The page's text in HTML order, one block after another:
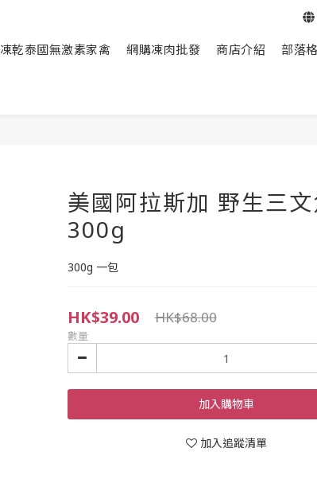
凍乾泰國無激素家禽 網購凍肉批發 商店介紹 部落
美國阿拉斯加 野生三
300g
300g 一包
HK$39.00 HK$68.00
數量
加入購物車
加入追蹤清單